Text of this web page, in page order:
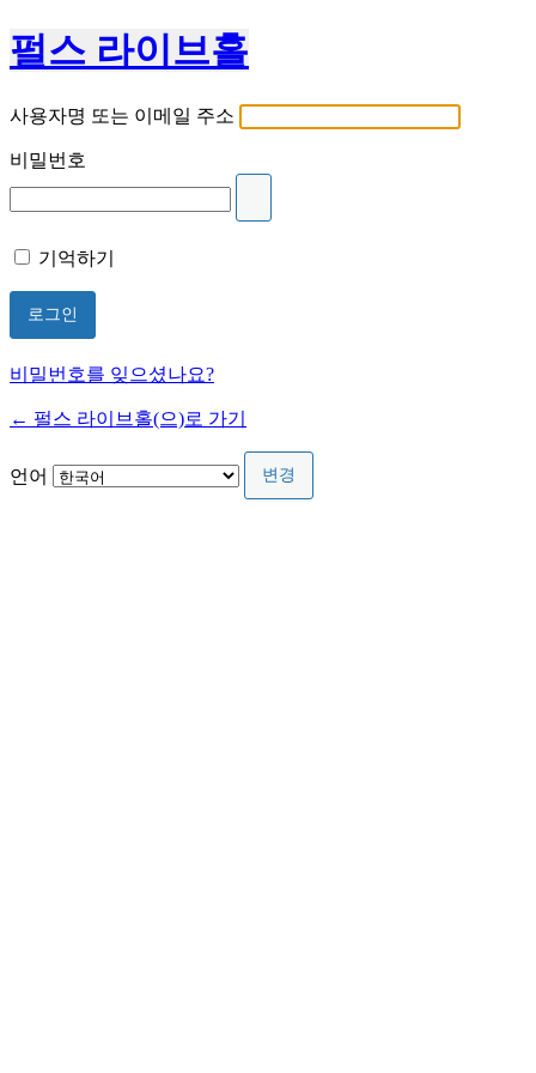
펄스 라이브홀
사용자명 또는 이메일 주소
비밀번호
기억하기
비밀번호를 잊으셨나요?
← 펄스 라이브홀(으)로 가기
언어